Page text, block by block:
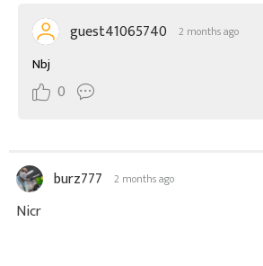
guest41065740 2 months ago
Nbj
0
burz777 2 months ago
Nicr